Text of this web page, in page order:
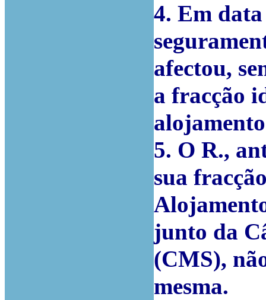
4. Em
afectou,
a fracção
5. O R.,
sua
junto da
(CMS),
mesma.